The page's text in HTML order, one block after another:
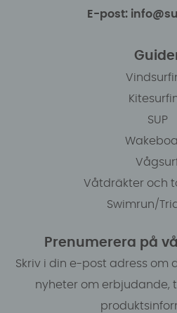
E-post:
SUP
Våtdräkter och
Swimrun/
Prenumerera på
Skriv i din e-post adress om
nyheter om erbjudande,